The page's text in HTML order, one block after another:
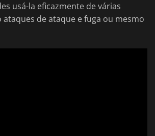
usá-la eficazmente de várias
de ataque e fuga ou mesmo